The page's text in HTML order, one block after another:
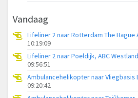
Vandaag
Lifeliner 2 naar Rotterdam The Hague
10:19:09
Lifeliner 2 naar Poeldijk, ABC Westland
09:56:51
09:20:42